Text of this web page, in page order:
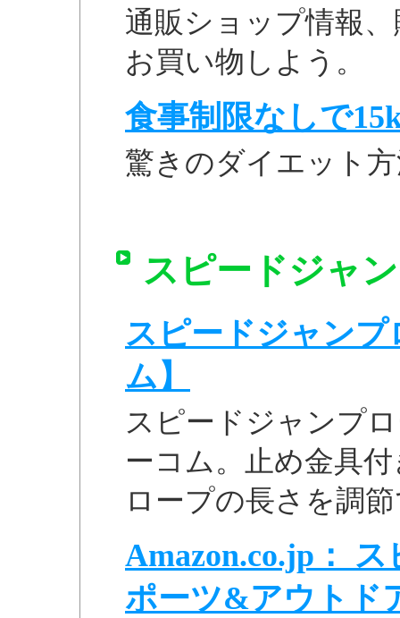
通販ショップ情報
お買い物しよう。
食事制限なしで
驚きのダイエット
スピードジャ
スピードジャンプ
ム】
スピードジャンプ
ーコム。止め金具
ロープの長さを調
Amazon.co.jp：
ポーツ&アウトド